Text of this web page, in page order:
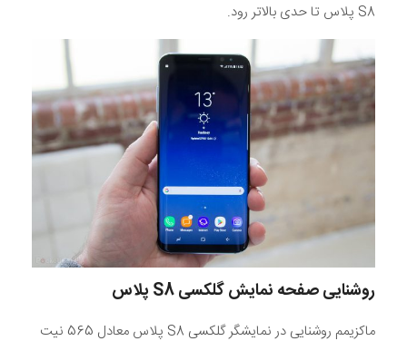
S8 پلاس تا حدی بالاتر رود.
روشنایی صفحه نمایشگلکسیS8 پلاس
ماکزیمم روشنایی در نمایشگر گلکسی S8 پلاس معادل 565 نیت